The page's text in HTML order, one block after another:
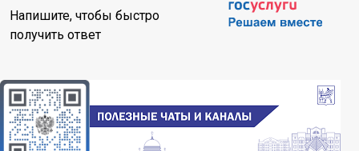
Напишите, чтобы быстро
получить ответ